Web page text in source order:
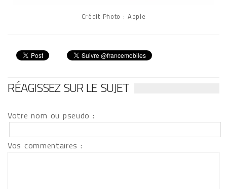
Crédit Photo : Apple
RÉAGISSEZ SUR LE SUJET
Votre nom ou pseudo :
Vos commentaires :